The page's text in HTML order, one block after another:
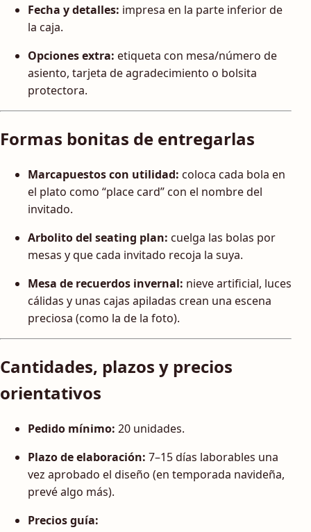
Fecha y detalles: impresa en la parte inferior de
la caja.
Opciones extra: etiqueta con mesa/número de
asiento, tarjeta de agradecimiento o bolsita
protectora.
Formas bonitas de entregarlas
Marcapuestos con utilidad: coloca cada bola en
el plato como “place card” con el nombre del
invitado.
Arbolito del seating plan: cuelga las bolas por
mesas y que cada invitado recoja la suya.
Mesa de recuerdos invernal: nieve artificial, luces
cálidas y unas cajas apiladas crean una escena
preciosa (como la de la foto).
Cantidades, plazos y precios
orientativos
Pedido mínimo: 20 unidades.
Plazo de elaboración: 7–15 días laborables una
vez aprobado el diseño (en temporada navideña,
prevé algo más).
Precios guía: